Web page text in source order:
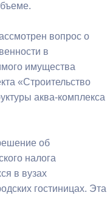
вопрос о
в
имущества
«Строительство
аква-комплекса
об
налога
в вузах
гостиницах. Эта